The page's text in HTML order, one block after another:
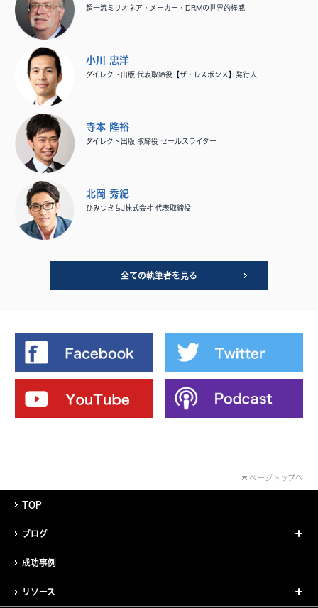
超一流ミリオネア・メーカー・DRMの世界的権威
小川 忠洋
ダイレクト出版 代表取締役【ザ・レスポンス】発行人
寺本 隆裕
ダイレクト出版 取締役 セールスライター
北岡 秀紀
ひみつきちJ株式会社 代表取締役
全ての執筆者を見る
ページトップへ
TOP
ブログ
成功事例
リソース